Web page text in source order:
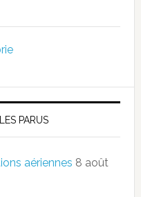
PARUS
aériennes 8 août